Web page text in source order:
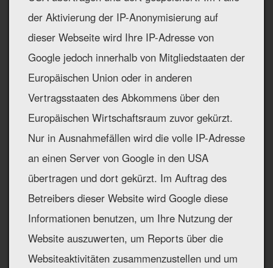
der Aktivierung der IP-Anonymisierung auf
dieser Webseite wird Ihre IP-Adresse von
Google jedoch innerhalb von Mitgliedstaaten der
Europäischen Union oder in anderen
Vertragsstaaten des Abkommens über den
Europäischen Wirtschaftsraum zuvor gekürzt.
Nur in Ausnahmefällen wird die volle IP-Adresse
an einen Server von Google in den USA
übertragen und dort gekürzt. Im Auftrag des
Betreibers dieser Website wird Google diese
Informationen benutzen, um Ihre Nutzung der
Website auszuwerten, um Reports über die
Websiteaktivitäten zusammenzustellen und um